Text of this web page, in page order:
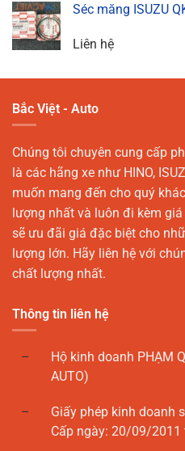
Séc măng ISUZU
Liên hệ
Bắc Việt - Auto
Chúng tôi chuyên cung cấp
là các hãng xe như HINO,
muốn mang đến cho quý
lượng nhất và luôn đi kèm
sẽ ưu đãi giá đặc biệt cho
lượng lớn. Hãy liên hệ với
chất lượng nhất.
Thông tin liên hệ
Hộ kinh doanh PHẠM
AUTO)
Giấy phép kinh doanh
Cấp ngày: 20/09/2011